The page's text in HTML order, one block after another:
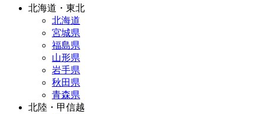
北海道・東北
北海道
宮城県
福島県
山形県
岩手県
秋田県
青森県
北陸・甲信越